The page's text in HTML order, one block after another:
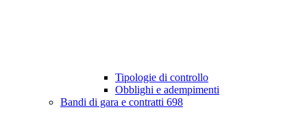
Tipologie di controllo
Obblighi e adempimenti
Bandi di gara e contratti 698